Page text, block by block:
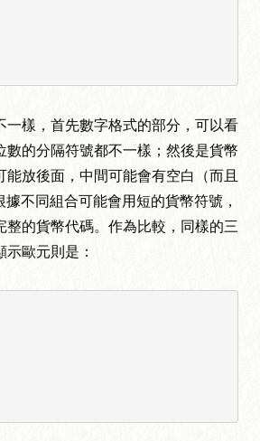
一樣，首先數字格式的部分，可以看
數的分隔符號都不一樣；然後是貨幣
放後面，中間可能會有空白（而且
不同組合可能會用短的貨幣符號，
整的貨幣代碼。作為比較，同樣的三
歐元則是：